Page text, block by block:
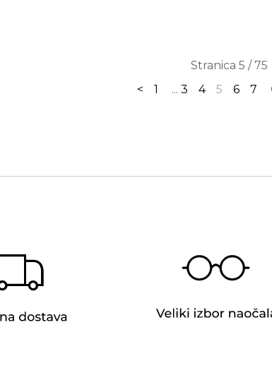
Stranica 5 / 75
<
1 ... 3 4 5 6 7